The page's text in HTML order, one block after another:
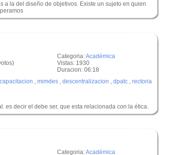
a la del diseño de objetivos. Existe un sujeto en quien
Categoria:Académica
Vistas: 1930
Duracion: 06:18
capacitacion , mimdes , descentralizacion , dpatc , rectoria
es decir el debe ser, que esta relacionada con la ética.
Categoria:Académica